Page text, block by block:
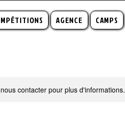
AGENCE CAMPS
contacter pour plus d'informations.